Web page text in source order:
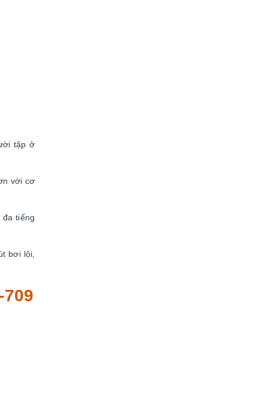
tập ở
với cơ
tiếng
bơi lội,
709